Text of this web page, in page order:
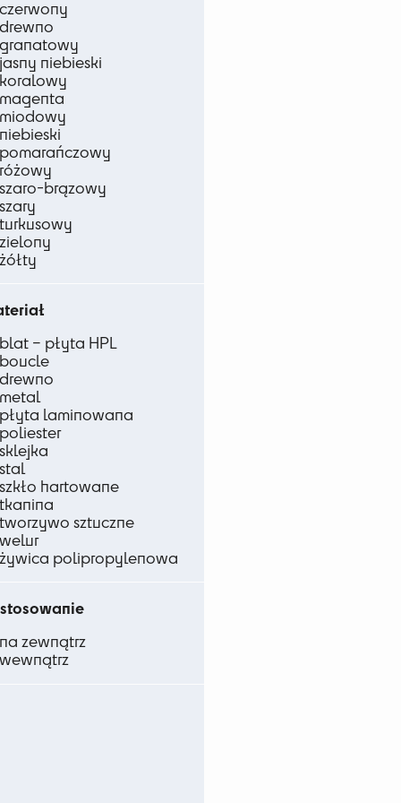
czerwony
drewno
granatowy
jasny niebieski
koralowy
magenta
miodowy
niebieski
pomarańczowy
różowy
szaro-brązowy
szary
turkusowy
zielony
żółty
blat – płyta HPL
boucle
drewno
metal
płyta laminowana
poliester
sklejka
stal
szkło hartowane
tkanina
tworzywo sztuczne
welur
żywica polipropylenowa
na zewnątrz
wewnątrz